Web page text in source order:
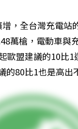
，全台灣充電站
萬槍，電動車與
歐盟建議的10比
的80比1也是高出